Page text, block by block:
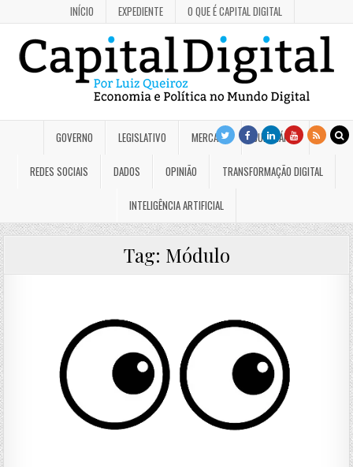
INÍCIO EXPEDIENTE O QUE É CAPITAL DIGITAL
GOVERNO LEGISLATIVO MERCADO JUDICIÁRIO
REDES SOCIAIS DADOS OPINIÃO TRANSFORMAÇÃO DIGITAL
INTELIGÊNCIA ARTIFICIAL
Tag: Módulo